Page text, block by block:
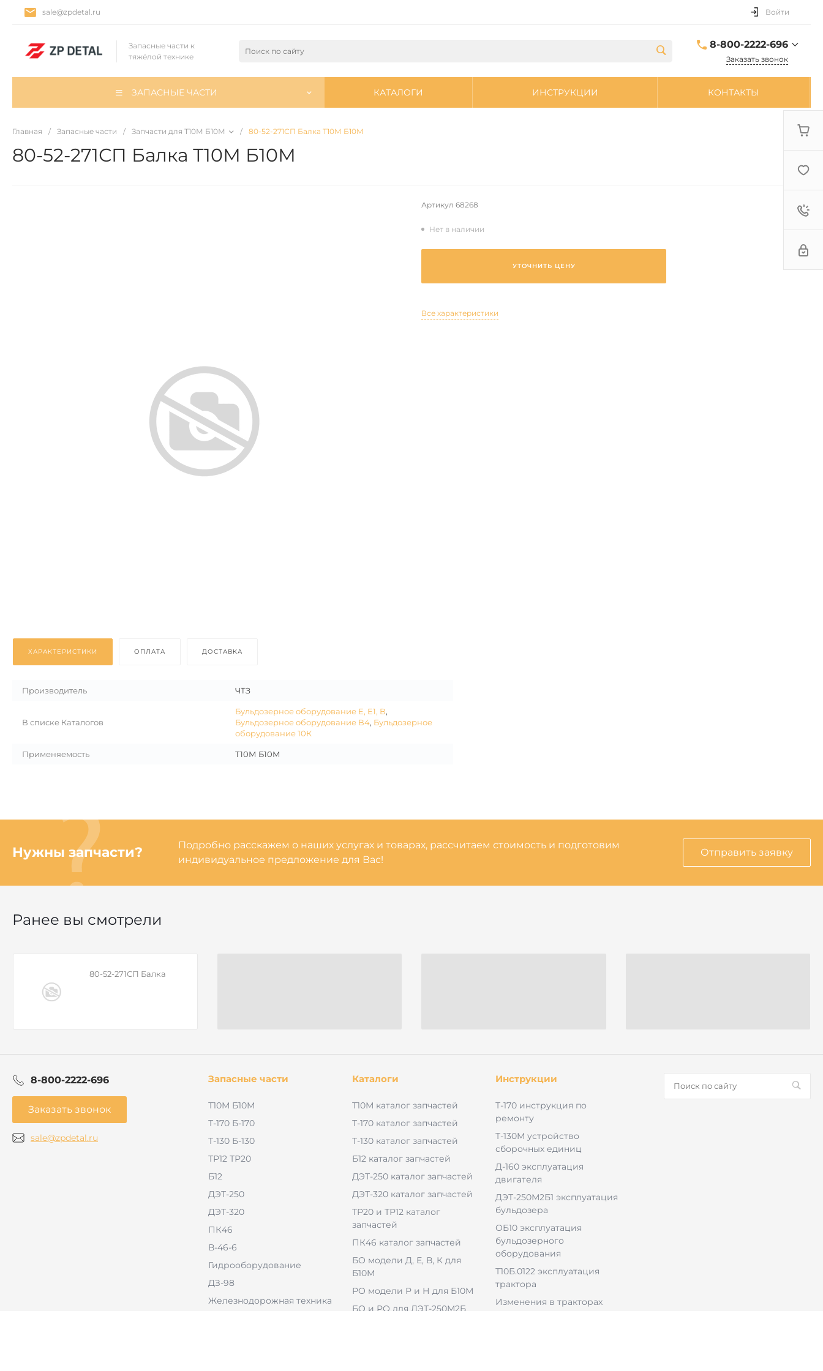
sale@zpdetal.ru Войти
Запасные части к
тяжёлой технике
8-800-2222-696
sale@zpdetal.ru
Заказать звонок
ЗАПАСНЫЕ ЧАСТИ КАТАЛОГИ ИНСТРУКЦИИ КОНТАКТЫ
Главная / Запасные части / Запчасти для Т10М Б10М / 80-52-271СП Балка Т10М Б10М
80-52-271СП Балка Т10М Б10М
Артикул 68268
Нет в наличии
УТОЧНИТЬ ЦЕНУ
Все характеристики
ХАРАКТЕРИСТИКИ ОПЛАТА ДОСТАВКА
Производитель ЧТЗ
В списке Каталогов
Бульдозерное оборудование Е, Е1, В,
Бульдозерное оборудование В4, Бульдозерное
оборудование 10К
Применяемость Т10М Б10М
Нужны запчасти?
Подробно расскажем о наших услугах и товарах, рассчитаем стоимость и подготовим
индивидуальное предложение для Вас!
Отправить заявку
Ранее вы смотрели
80-52-271СП Балка
8-800-2222-696
Заказать звонок
sale@zpdetal.ru
Запасные части
Т10М Б10М
Т-170 Б-170
Т-130 Б-130
ТР12 ТР20
Б12
ДЭТ-250
ДЭТ-320
ПК46
В-46-6
Гидрооборудование
ДЗ-98
Железнодорожная техника
Каталоги
Т10М каталог запчастей
Т-170 каталог запчастей
Т-130 каталог запчастей
Б12 каталог запчастей
ДЭТ-250 каталог запчастей
ДЭТ-320 каталог запчастей
ТР20 и ТР12 каталог
запчастей
ПК46 каталог запчастей
БО модели Д, Е, В, К для
Б10М
РО модели Р и Н для Б10М
БО и РО для ДЭТ-250М2Б
Инструкции
Т-170 инструкция по
ремонту
Т-130М устройство
сборочных единиц
Д-160 эксплуатация
двигателя
ДЭТ-250М2Б1 эксплуатация
бульдозера
ОБ10 эксплуатация
бульдозерного
оборудования
Т10Б.0122 эксплуатация
трактора
Изменения в тракторах